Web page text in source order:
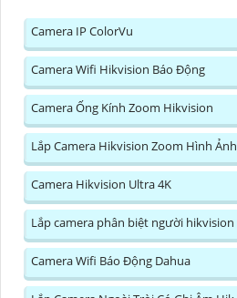
Camera IP ColorVu
Camera Wifi Hikvision Báo Động
Camera Ống Kính Zoom Hikvision
Lắp Camera Hikvision Zoom Hình Ảnh
Camera Hikvision Ultra 4K
Lắp camera phân biệt người hikvision
Camera Wifi Báo Động Dahua